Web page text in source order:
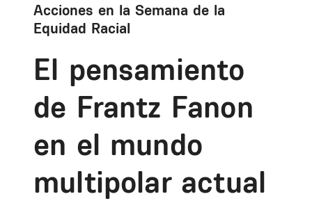
Acciones en la Semana de la
Equidad Racial
El pensamiento
de Frantz Fanon
en el mundo
multipolar actual